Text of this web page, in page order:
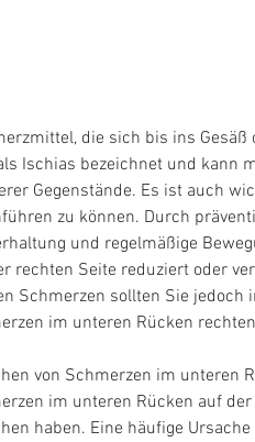
Ischias bezeichnet und kann
Gegenstände. Es ist auch
zu können. Durch
und regelmäßige
rechten Seite reduziert oder
Schmerzen sollten Sie jedoch
im unteren Rücken
von Schmerzen im unteren
im unteren Rücken auf
haben. Eine häufige